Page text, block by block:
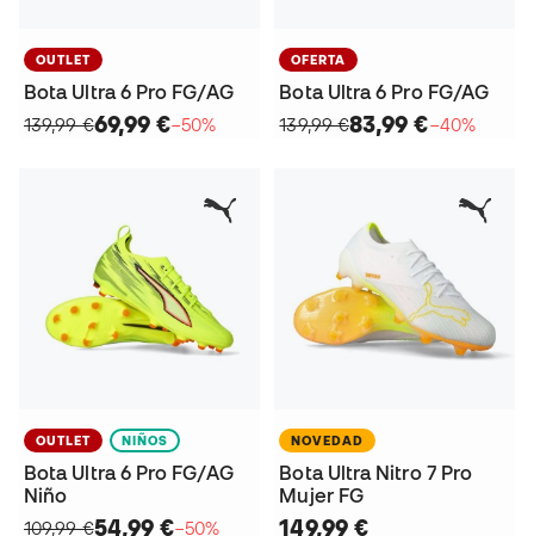
OUTLET
Bota Ultra 6 Pro FG/AG
139,99 €69,99 €−50%
OFERTA
Bota Ultra 6 Pro FG/AG
139,99 €83,99 €−40%
OUTLET NIÑOS
Bota Ultra 6 Pro FG/AG
Niño
109,99 €54,99 €−50%
NOVEDAD
Bota Ultra Nitro 7 Pro
Mujer FG
149,99 €